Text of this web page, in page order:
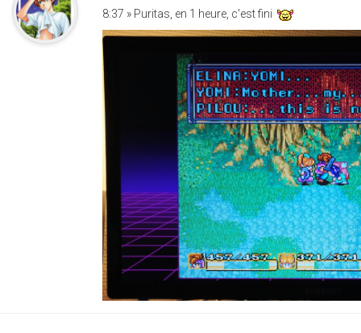
8:37 » Puritas, en 1 heure, c'est fini